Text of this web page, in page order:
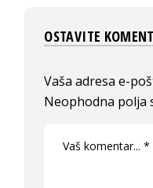
OSTAVITE
Vaša adresa e-
Neophodna polja